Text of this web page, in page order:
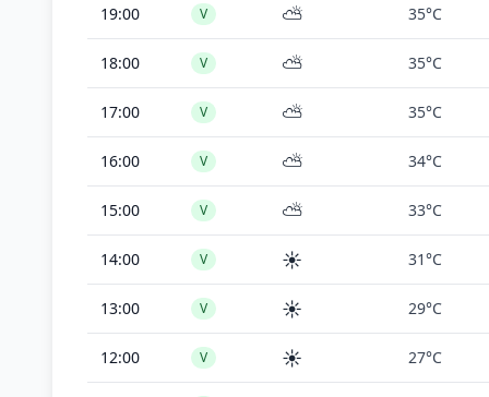
19:00 V ⛅ 35°C
18:00 V ⛅ 35°C
17:00 V ⛅ 35°C
16:00 V ⛅ 34°C
15:00 V ⛅ 33°C
14:00 V ☀️ 31°C
13:00 V ☀️ 29°C
12:00 V ☀️ 27°C